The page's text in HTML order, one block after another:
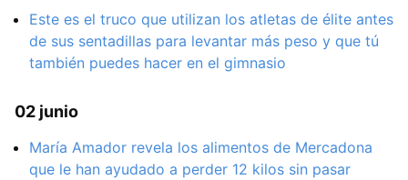
Este es el truco que utilizan los atletas de élite antes
de sus sentadillas para levantar más peso y que tú
también puedes hacer en el gimnasio
02 junio
María Amador revela los alimentos de Mercadona
que le han ayudado a perder 12 kilos sin pasar